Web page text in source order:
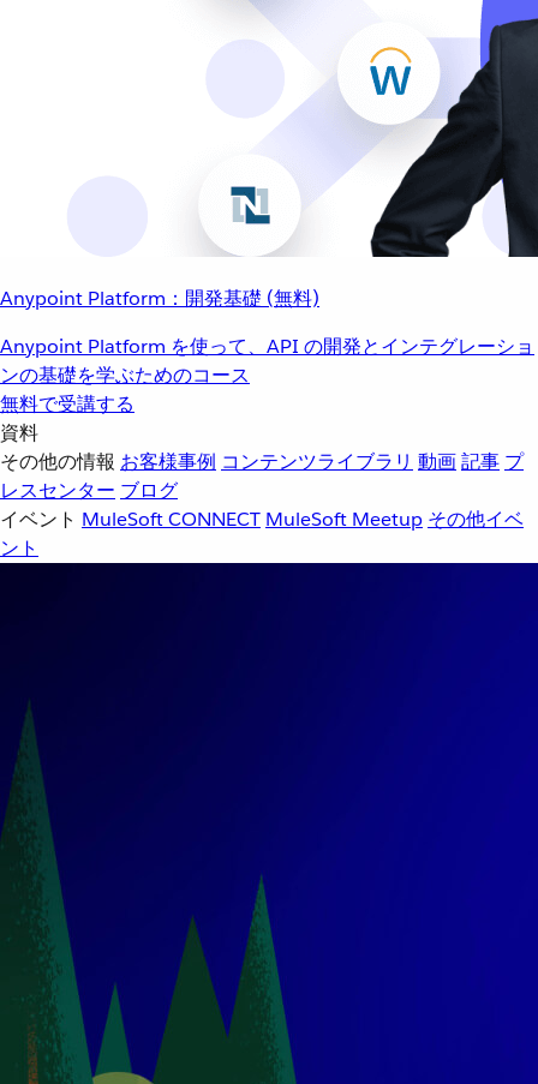
Anypoint Platform：開発基礎 (無料)
Anypoint Platform を使って、API の開発とインテグレーショ
ンの基礎を学ぶためのコース
無料で受講する
資料
その他の情報 お客様事例 コンテンツライブラリ 動画記事 プ
レスセンター ブログ
イベント MuleSoft CONNECT MuleSoft Meetup その他イベ
ント